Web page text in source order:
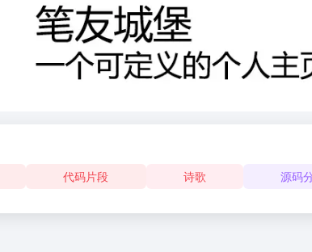
代码片段 诗歌 源码